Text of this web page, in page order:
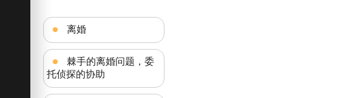
离婚
棘手的离婚问题，委
托侦探的协助